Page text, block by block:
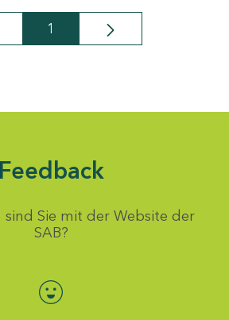
Seite
1
Feedback
Sie mit der Website der
SAB?
Bewertung auswählen